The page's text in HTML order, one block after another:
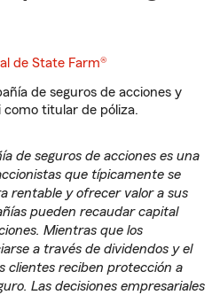
de State Farm®
de seguros de acciones y
titular de póliza.
de seguros de acciones es una
que típicamente se
rentable y ofrecer valor a sus
pueden recaudar capital
Mientras que los
a través de dividendos y el
clientes reciben protección a
Las decisiones empresariales